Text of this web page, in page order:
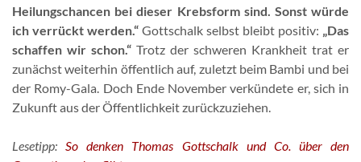
Heilungschancen bei dieser Krebsform sind. Sonst würde
ich verrückt werden.“ Gottschalk selbst bleibt positiv: „Das
schaffen wir schon.“ Trotz der schweren Krankheit trat er
zunächst weiterhin öffentlich auf, zuletzt beim Bambi und bei
der Romy-Gala. Doch Ende November verkündete er, sich in
Zukunft aus der Öffentlichkeit zurückzuziehen.
Lesetipp: So denken Thomas Gottschalk und Co. über den